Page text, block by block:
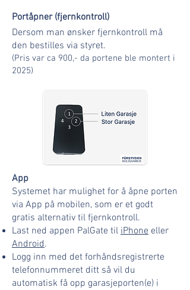
Portåpner (fjernkontroll)
Dersom man ønsker fjernkontroll må
den bestilles via styret.
(Pris var ca 900,- da portene ble montert i
2025)
App
Systemet har mulighet for å åpne porten
via App på mobilen, som er et godt
gratis alternativ til fjernkontroll.
Last ned appen PalGate til iPhone eller
Android.
Logg inn med det forhåndsregistrerte
telefonnummeret ditt så vil du
automatisk få opp garasjeporten(e) i